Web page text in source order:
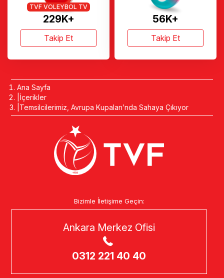
229K+
TVF VOLEYBOL TV
Takip Et
56K+
Takip Et
Ana Sayfa
İçerikler
Temsilcilerimiz, Avrupa Kupaları’nda Sahaya Çıkıyor
Bizimle İletişime Geçin:
Ankara Merkez Ofisi
0312 221 40 40